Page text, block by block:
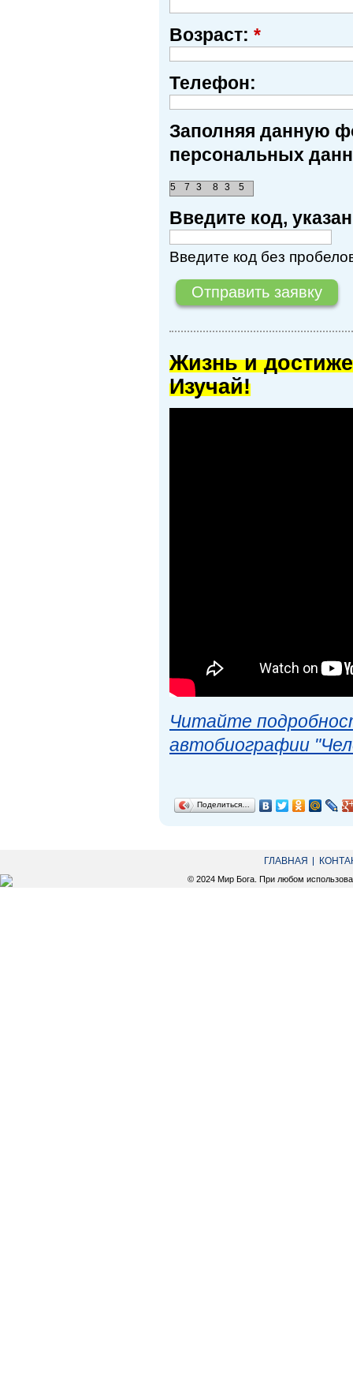
Возраст: *
Телефон:
Заполняя данную
персональных
8
7 3 5
3
5
Введите код,
Введите код без
Жизнь и
Изучай!
Читайте
автобиографии
Поделиться…
ГЛАВНАЯ
© 2024 Мир Бога. При любом